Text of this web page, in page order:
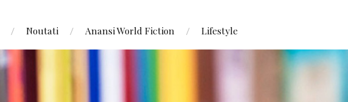
Noutati Anansi World Fiction Lifestyle